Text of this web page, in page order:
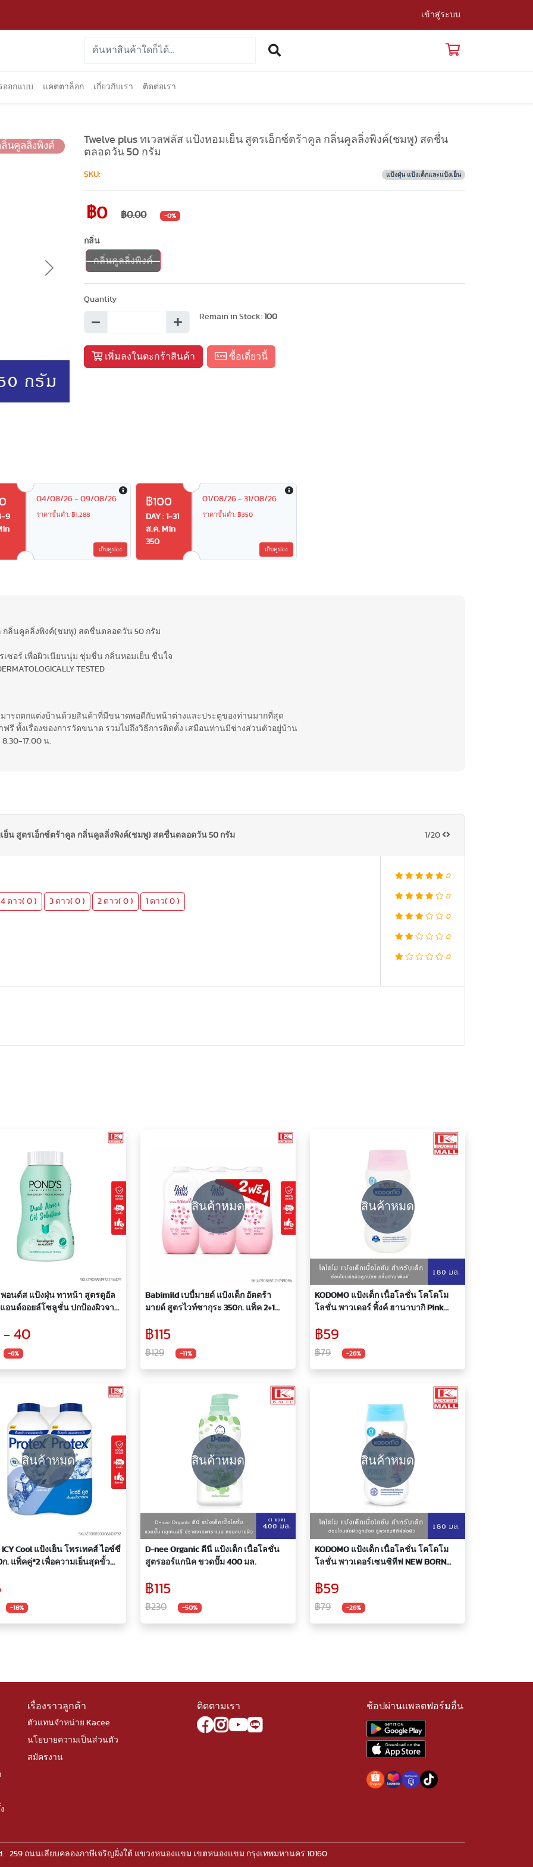
เข้าสู่ระบบ
ออกแบบ แคตตาล็อก เกี่ยวกับเรา ติดต่อเรา
นคูลลิ่งพิงค์
Next
Twelve plus ทเวลพลัส แป้งหอมเย็น สูตรเอ็กซ์ตร้าคูล กลิ่นคูลลิ่งพิงค์(ชมพู) สดชื่น
ตลอดวัน 50 กรัม
SKU: แป้งฝุ่น แป้งเด็กและแป้งเย็น
฿0 ฿0.00 -0%
กลิ่น
กลิ่นคูลลิ่งพิงค์
Quantity
Remain in Stock: 100
เพิ่มลงในตะกร้าสินค้า ซื้อเดี๋ยวนี้
9
04/08/26 - 09/08/26
ราคาขั้นต่ำ: ฿1,288
เก็บคูปอง
฿100
DAY : 1-31
ส.ค. Min
350
01/08/26 - 31/08/26
ราคาขั้นต่ำ: ฿350
เก็บคูปอง
กลิ่นคูลลิ่งพิงค์(ชมพู) สดชื่นตลอดวัน 50 กรัม
ซอร์ เพื่อผิวเนียนนุ่ม ชุ่มชื่น กลิ่นหอมเย็น ชื่นใจ
TESTED
ามารถตกแต่งบ้านด้วยสินค้าที่มีขนาดพอดีกับหน้าต่างและประตูของท่านมากที่สุด
ฟรี ทั้งเรื่องของการวัดขนาด รวมไปถึงวิธีการติดตั้ง เสมือนท่านมีช่างส่วนตัวอยู่บ้าน
17.00 น.
เย็น สูตรเอ็กซ์ตร้าคูล กลิ่นคูลลิ่งพิงค์(ชมพู) สดชื่นตลอดวัน 50 กรัม 1/20
4 ดาว( 0 ) 3 ดาว( 0 ) 2 ดาว( 0 ) 1 ดาว( 0 )
0
0
0
0
0
พอนด์ส แป้งฝุ่น ทาหน้า สูตรดูอัล
อนด์ออยล์โซลูชั่น ปกป้องผิวจาก
- 40
-6%
สินค้าหมด
Babimild เบบี้มายด์ แป้งเด็ก อัตตร้า
มายด์ สูตรไวท์ซากุระ 350ก. แพ็ค 2+1
฿115
฿129 -11%
สินค้าหมด
KODOMO แป้งเด็ก เนื้อโลชั่น โคโดโม
โลชั่น พาวเดอร์ พิ้งค์ ฮานาบากิ Pink
฿59
฿79 -26%
สินค้าหมด
ICY Cool แป้งเย็น โพรเทคส์ ไอซ์ซี่
ก. แพ็คคู่*2 เพื่อความเย็นสุดขั้ว
-18%
สินค้าหมด
D-nee Organic ดีนี่ แป้งเด็ก เนื้อโลชั่น
สูตรออร์แกนิค ขวดปั๊ม 400 มล.
฿115
฿230 -50%
สินค้าหมด
KODOMO แป้งเด็ก เนื้อโลชั่น โคโดโม
โลชั่น พาวเดอร์เซนซิทีฟ NEW BORN
฿59
฿79 -26%
เรื่องราวลูกค้า
ตัวแทนจำหน่าย Kacee
นโยบายความเป็นส่วนตัว
สมัครงาน
ติดตามเรา ช้อปผ่านแพลตฟอร์มอื่น
259 ถนนเลียบคลองภาษีเจริญฝั่งใต้ แขวงหนองแขม เขตหนองแขม กรุงเทพมหานคร 10160